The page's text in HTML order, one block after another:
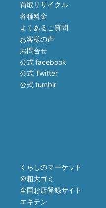
買取リサイクル
各種料金
よくあるご質問
お客様の声
お問合せ
公式 facebook
公式 Twitter
公式 tumblr
くらしのマーケット
＠粗大ゴミ
全国お店登録サイト
エキテン